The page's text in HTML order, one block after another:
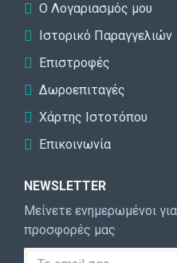
Ο Λογαριασμός μου
Ιστορικό Παραγγελιών
Επιστροφές
Δωροεπιταγές
Χάρτης Ιστοτόπου
Επικοινωνία
NEWSLETTER
Μείνετε ενημερωμένοι
προσφορές μας